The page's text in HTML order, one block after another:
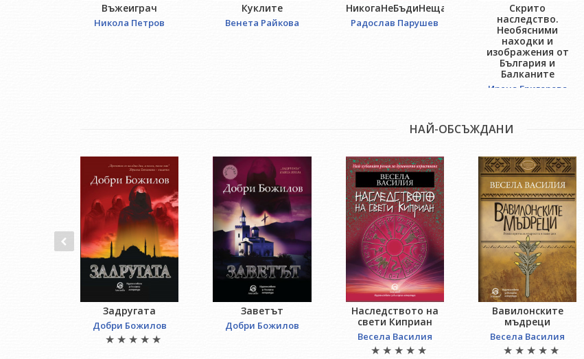
Въжеиграч
Никола Петров
Куклите
Венета Райкова
НикогаНеБъдиНещастен
Радослав Парушев
Скрито
наследство.
Необясними
находки и
изображения от
България и
Балканите
Ирена Григорова
НАЙ-ОБСЪЖДАНИ
Задругата
Добри Божилов
Заветът
Добри Божилов
Наследството на
свети Киприан
Весела Василия
Вавилонските
мъдреци
Весела Василия